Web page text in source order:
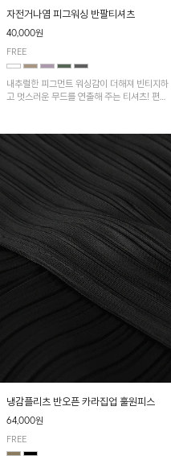
자전거나염 피그워싱 반팔티셔츠
40,000원
FREE
내추럴한 피그먼트 워싱감이 더해져 빈티지하
고 멋스러운 무드를 연출해 주는 티셔츠! 편안
냉감플리츠 반오픈 카라집업 훌원피스
64,000원
FREE